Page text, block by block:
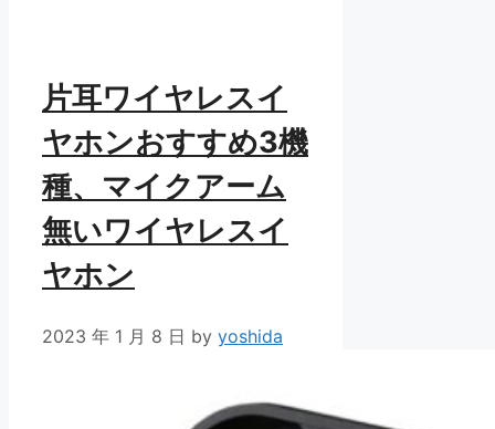
片耳ワイヤレスイ
ヤホンおすすめ3機
種、マイクアーム
無いワイヤレスイ
ヤホン
2023 年 1 月 8 日 by yoshida